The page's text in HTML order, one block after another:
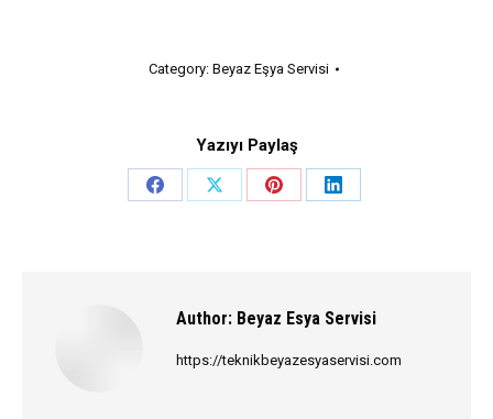
Category: Beyaz Eşya Servisi
Yazıyı Paylaş
Share
Share
Share
Share
Author: Beyaz Esya Servisi
https://teknikbeyazesyaservisi.com